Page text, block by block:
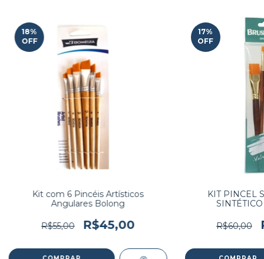
18%
OFF
Kit com 6 Pincéis Artísticos
Angulares Bolong
R$55,00 R$45,00
17%
OFF
KIT PINCEL
R$60,00